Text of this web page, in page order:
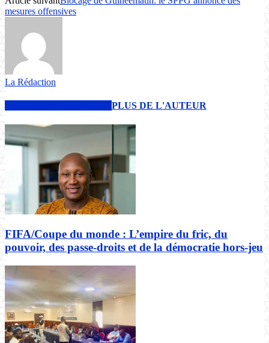
mesures offensives
La Rédaction
PLUS DE L'AUTEUR
FIFA/Coupe du monde : L’empire du fric, du
pouvoir, des passe-droits et de la démocratie hors-jeu